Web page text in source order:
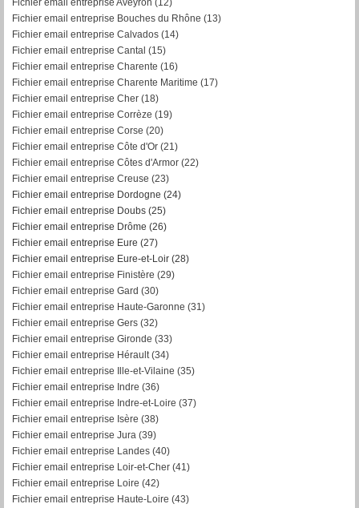
Fichier email entreprise Bouches du Rhône (13)
Fichier email entreprise Calvados (14)
Fichier email entreprise Cantal (15)
Fichier email entreprise Charente (16)
Fichier email entreprise Charente Maritime (17)
Fichier email entreprise Cher (18)
Fichier email entreprise Corrèze (19)
Fichier email entreprise Corse (20)
Fichier email entreprise Côte d'Or (21)
Fichier email entreprise Côtes d'Armor (22)
Fichier email entreprise Creuse (23)
Fichier email entreprise Dordogne (24)
Fichier email entreprise Doubs (25)
Fichier email entreprise Drôme (26)
Fichier email entreprise Eure (27)
Fichier email entreprise Eure-et-Loir (28)
Fichier email entreprise Finistère (29)
Fichier email entreprise Gard (30)
Fichier email entreprise Haute-Garonne (31)
Fichier email entreprise Gers (32)
Fichier email entreprise Gironde (33)
Fichier email entreprise Hérault (34)
Fichier email entreprise Ille-et-Vilaine (35)
Fichier email entreprise Indre (36)
Fichier email entreprise Indre-et-Loire (37)
Fichier email entreprise Isère (38)
Fichier email entreprise Jura (39)
Fichier email entreprise Landes (40)
Fichier email entreprise Loir-et-Cher (41)
Fichier email entreprise Loire (42)
Fichier email entreprise Haute-Loire (43)